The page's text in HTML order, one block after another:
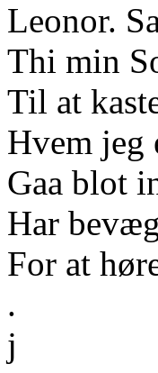
Leonor.
Thi min
Til at
Hvem jeg
Gaa blot
Har
For at
.
j